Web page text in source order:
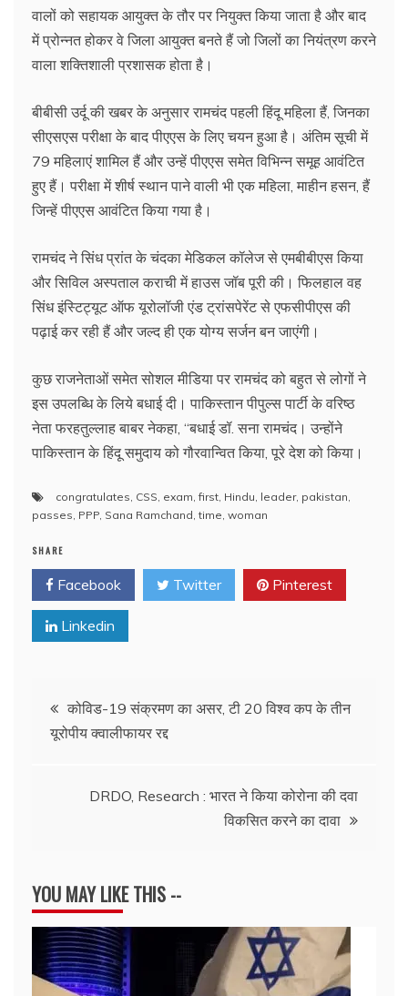
वालों को सहायक आयुक्त के तौर पर नियुक्त किया जाता है और बाद
में प्रोन्नत होकर वे जिला आयुक्त बनते हैं जो जिलों का नियंत्रण करने
वाला शक्तिशाली प्रशासक होता है।
बीबीसी उर्दू की खबर के अनुसार रामचंद पहली हिंदू महिला हैं, जिनका
सीएसएस परीक्षा के बाद पीएएस के लिए चयन हुआ है। अंतिम सूची में
79 महिलाएं शामिल हैं और उन्हें पीएएस समेत विभिन्न समूह आवंटित
हुए हैं। परीक्षा में शीर्ष स्थान पाने वाली भी एक महिला, माहीन हसन, हैं
जिन्हें पीएएस आवंटित किया गया है।
रामचंद ने सिंध प्रांत के चंदका मेडिकल कॉलेज से एमबीबीएस किया
और सिविल अस्पताल कराची में हाउस जॉब पूरी की। फिलहाल वह
सिंध इंस्टिट्यूट ऑफ यूरोलॉजी एंड ट्रांसपेरेंट से एफसीपीएस की
पढ़ाई कर रही हैं और जल्द ही एक योग्य सर्जन बन जाएंगी।
कुछ राजनेताओं समेत सोशल मीडिया पर रामचंद को बहुत से लोगों ने
इस उपलब्धि के लिये बधाई दी। पाकिस्तान पीपुल्स पार्टी के वरिष्ठ
नेता फरहतुल्लाह बाबर नेकहा, “बधाई डॉ. सना रामचंद। उन्होंने
पाकिस्तान के हिंदू समुदाय को गौरवान्वित किया, पूरे देश को किया।
congratulates, CSS, exam,first, Hindu, leader, pakistan,
passes, PPP, Sana Ramchand,time, woman
SHARE
Facebook Twitter Pinterest
Linkedin
Post
navigation
कोविड-19 संक्रमण का असर, टी 20 विश्व कप के तीन
यूरोपीय क्वालीफायर रद्द
DRDO, Research : भारत ने किया कोरोना की दवा
विकसित करने का दावा
YOU MAY LIKE THIS --